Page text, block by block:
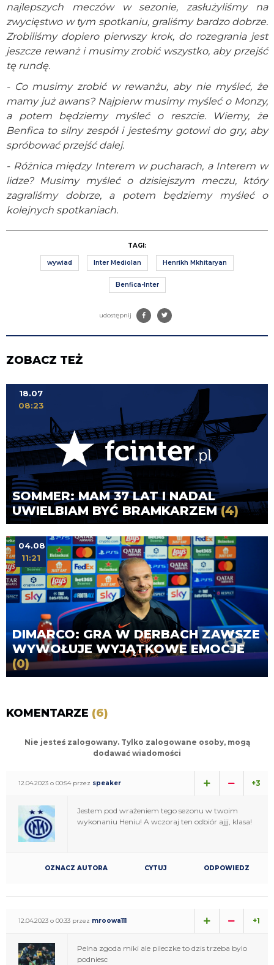
najlepszych meczów w sezonie, zasłużyliśmy na
zwycięstwo w tym spotkaniu, graliśmy bardzo dobrze.
Zrobiliśmy dopiero pierwszy krok, do rozegrania jest
jeszcze rewanż i musimy zrobić wszystko, aby przejść
tę rundę.
- Co musimy zrobić w rewanżu, aby nie myśleć, że
mamy już awans? Najpierw musimy myśleć o Monzy,
a potem będziemy myśleć o reszcie. Wiemy, że
Benfica to silny zespół i jesteśmy gotowi do gry, aby
spróbować przejść dalej.
- Różnica między Interem w pucharach, a Interem w
lidze? Musimy myśleć o dzisiejszym meczu, który
zagraliśmy dobrze, a potem będziemy myśleć o
kolejnych spotkaniach.
TAGI:
wywiad Inter Mediolan Henrikh Mkhitaryan
Benfica-Inter
udostępnij
ZOBACZ TEŻ
SOMMER: MAM 37 LAT I NADAL
UWIELBIAM BYĆ BRAMKARZEM(4)
18.07
08:23
DIMARCO: GRA W DERBACH ZAWSZE
WYWOŁUJE WYJĄTKOWE EMOCJE
(0)
04.08
11:21
KOMENTARZE (6)
Nie jesteś zalogowany. Tylko zalogowane osoby, mogą
dodawać wiadomości
12.04.2023 o 00:54 przez speaker +3
Jestem pod wrażeniem tego sezonu w twoim
wykonaniu Heniu! A wczoraj ten odbiór ajjj, klasa!
OZNACZ AUTORA CYTUJ ODPOWIEDZ
12.04.2023 o 00:33 przez mroowa111 +1
Pelna zgoda miki ale pileczke to dzis trzeba bylo
podniesc